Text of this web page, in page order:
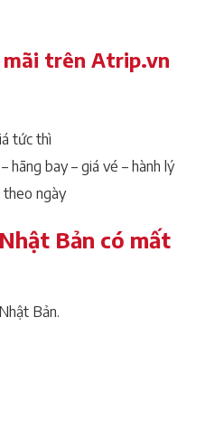
mãi trên Atrip.vn
tức thì
hãng bay – giá vé – hành lý
theo ngày
Bản có mất
Bản.